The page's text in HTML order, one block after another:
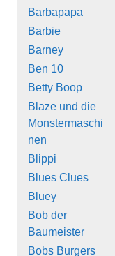
Barbapapa
Barbie
Barney
Ben 10
Betty Boop
Blaze und die
Monstermaschi
nen
Blippi
Blues Clues
Bluey
Bob der
Baumeister
Bobs Burgers